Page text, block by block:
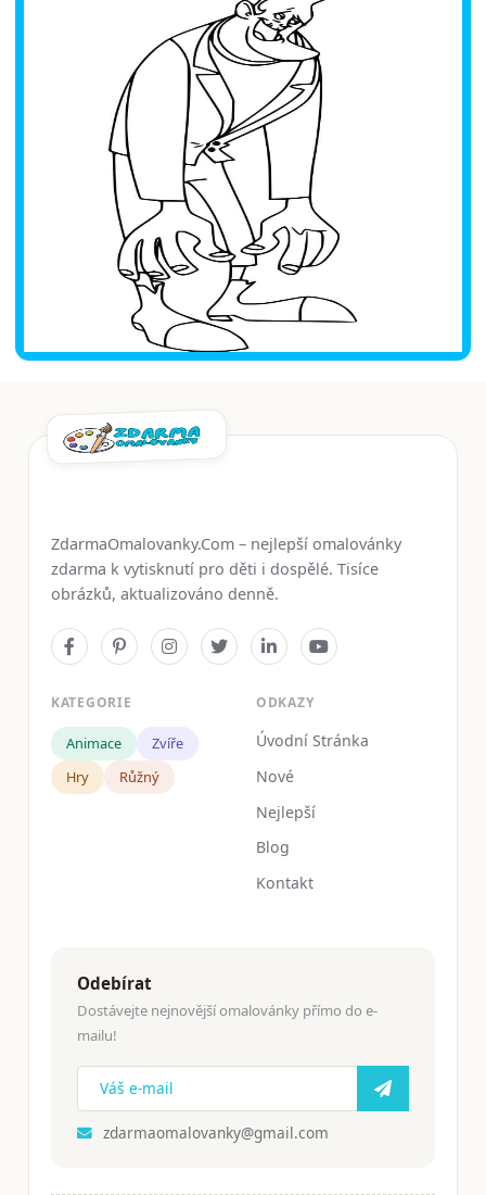
ZdarmaOmalovanky.Com – nejlepší omalovánky
zdarma k vytisknutí pro děti i dospělé. Tisíce
obrázků, aktualizováno denně.
KATEGORIE
Animace
Zvíře
Hry
Růžný
ODKAZY
Úvodní Stránka
Nové
Nejlepší
Blog
Kontakt
Odebírat
Dostávejte nejnovější omalovánky přímo do e-
mailu!
zdarmaomalovanky@gmail.com